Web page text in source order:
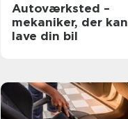
Autoværksted –
mekaniker, der kan
lave din bil